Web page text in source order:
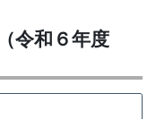
令和６年度